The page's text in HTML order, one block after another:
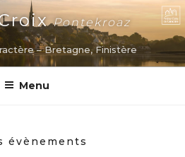
Pontekroaz
– Bretagne, Finistère
Menu
évènements